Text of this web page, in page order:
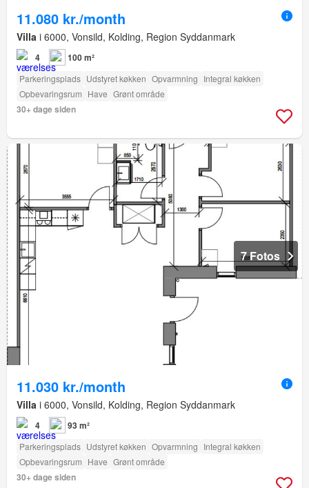
11.080 kr./month
Villa i 6000, Vonsild, Kolding, Region Syddanmark
4 100 m²
Parkeringsplads Udstyret køkken Opvarmning Integral køkken
Opbevaringsrum Have Grønt område
30+ dage siden
7 Fotos
11.030 kr./month
Villa i 6000, Vonsild, Kolding, Region Syddanmark
4 93 m²
Parkeringsplads Udstyret køkken Opvarmning Integral køkken
Opbevaringsrum Have Grønt område
30+ dage siden